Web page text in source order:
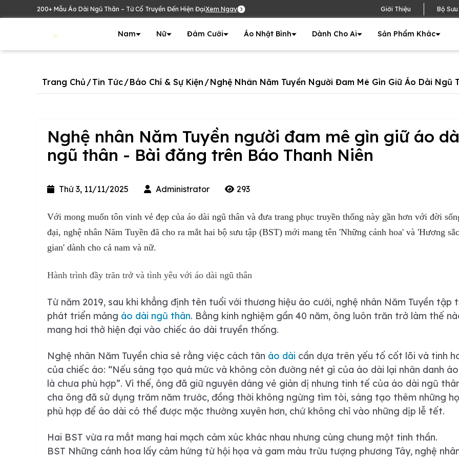
200+ Mẫu Áo Dài Ngũ Thân – Từ Cổ Truyền Đến Hiện ĐạiXem Ngay Giới Thiệu Bộ
Nam Nữ Đám Cưới Áo Nhật Bình Dành Cho Ai Sản Phẩm Khác
Trang Chủ /Tin Tức/Báo Chí & Sự Kiện /Nghệ Nhân Năm Tuyền Người Đam Mê Gìn Giữ Áo Dài
Nghệ nhân Năm Tuyền người đam mê gìn giữ áo
ngũ thân - Bài đăng trên Báo Thanh Niên
Thứ 3, 11/11/2025 Administrator 293
Với mong muốn tôn vinh vẻ đẹp của áo dài ngũ thân và đưa trang phục truyền thống này gần hơn với đời
đại, nghệ nhân Năm Tuyền đã cho ra mắt hai bộ sưu tập (BST) mới mang tên 'Những cánh hoa' và 'Hương
gian' dành cho cả nam và nữ.
Hành trình đầy trăn trở và tình yêu với áo dài ngũ thân
Từ năm 2019, sau khi khẳng định tên tuổi với thương hiệu áo cưới, nghệ nhân Năm Tuyền tập
phát triển mảng áo dài ngũ thân. Bằng kinh nghiệm gần 40 năm, ông luôn trăn trở làm thế
mang hơi thở hiện đại vào chiếc áo dài truyền thống.
Nghệ nhân Năm Tuyền chia sẻ rằng việc cách tân áo dài cần dựa trên yếu tố cốt lõi và tinh
của chiếc áo: “Nếu sáng tạo quá mức và không còn đường nét gì của áo dài lại nhân danh
là chưa phù hợp”. Vì thế, ông đã giữ nguyên dáng vẻ giản dị nhưng tinh tế của áo dài ngũ
cha ông đã sử dụng trăm năm trước, đồng thời không ngừng tìm tòi, sáng tạo thêm những
phù hợp để áo dài có thể được mặc thường xuyên hơn, chứ không chỉ vào những dịp lễ tết.
Hai BST vừa ra mắt mang hai mạch cảm xúc khác nhau nhưng cùng chung một tinh thần.
BST Những cánh hoa lấy cảm hứng từ hội họa và gam màu trừu tượng phương Tây, nghệ